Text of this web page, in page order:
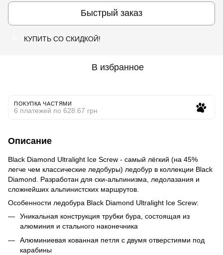
Быстрый заказ
КУПИТЬ СО СКИДКОЙ!
В избранное
ПОКУПКА ЧАСТЯМИ
6 платежей по 628.67 грн
Описание
Black Diamond Ultralight Ice Screw - самый лёгкий (на 45%
легче чем классические ледобуры) ледобур в коллекции Black
Diamond. Разработан для ски-альпинизма, ледолазания и
сложнейших альпинистских маршрутов.
Особенности ледобура Black Diamond Ultralight Ice Screw:
Уникальная конструкция трубки бура, состоящая из
алюминия и стального наконечника
Алюминиевая кованная петля с двумя отверстиями под
карабины